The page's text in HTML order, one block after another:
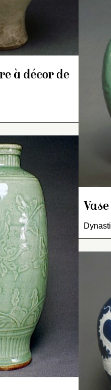
organisées
sur l’aile et
central
d’incisions.
monté sur
à panse
et long col
sur fond ivoire
brunes
deux larges
ornée
branche fleurie
flots. Ouverture
bande
la base : terre
les
de décoration
décor d’engobe
à décor de
à
olive
un
Sur
terre
à
lotus